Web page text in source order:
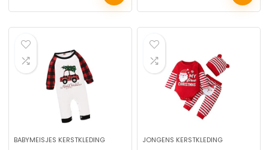
BABYMEISJES KERSTKLEDING JONGENS KERSTKLEDING